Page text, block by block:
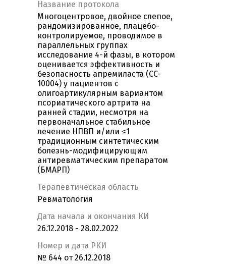
Название протокола
Многоцентровое, двойное слепое,
рандомизированное, плацебо-
контролируемое, проводимое в
параллельных группах
исследование 4-й фазы, в котором
оценивается эффективность и
безопасность апремиласта (CC-
10004) у пациентов с
олигоартикулярным вариантом
псориатического артрита на
ранней стадии, несмотря на
первоначальное стабильное
лечение НПВП и/или ≤1
традиционным синтетическим
болезнь-модифицирующим
антиревматическим препаратом
(БМАРП)
Терапевтическая область
Ревматология
Дата начала и окончания КИ
26.12.2018 - 28.02.2022
Номер и дата РКИ
№ 644 от 26.12.2018